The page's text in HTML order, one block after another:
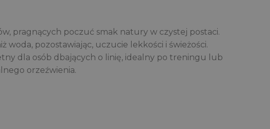
pragnących poczuć smak natury w czystej postaci.
woda, pozostawiając, uczucie lekkości i świeżości.
dla osób dbających o linię, idealny po treningu lub
orzeźwienia.